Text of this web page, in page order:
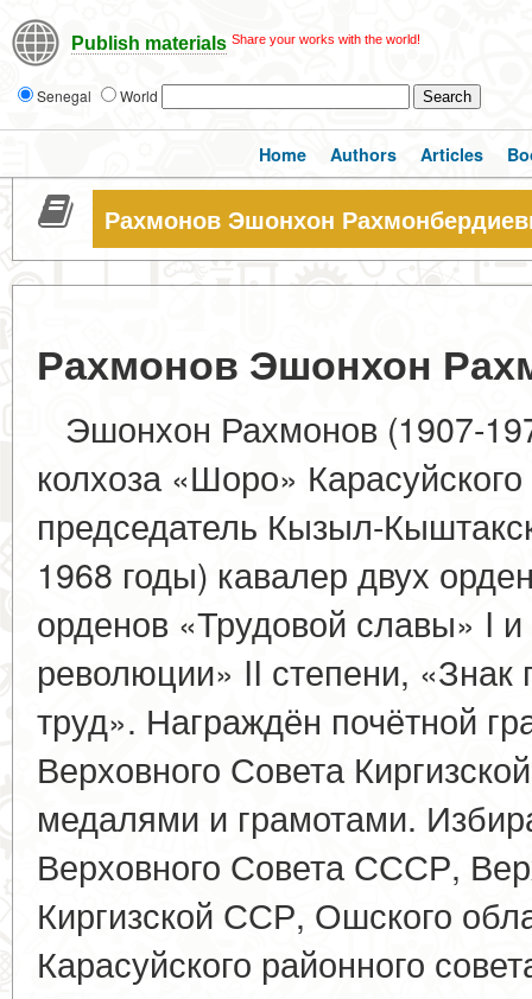
Publish materials Share your works with the world!
Senegal World
Home Authors Articles
Рахмонов Эшонхон
Рахмонов Эшонхон
Эшонхон Рахмонов (1907-
колхоза «Шоро»
председатель Кызыл-
1968 годы) кавалер двух
орденов «Трудовой славы» I
революции» II степени,
труд». Награждён почётной
Верховного Совета
медалями и грамотами.
Верховного Совета СССР,
Киргизской ССР, Ошского
Карасуйского районного